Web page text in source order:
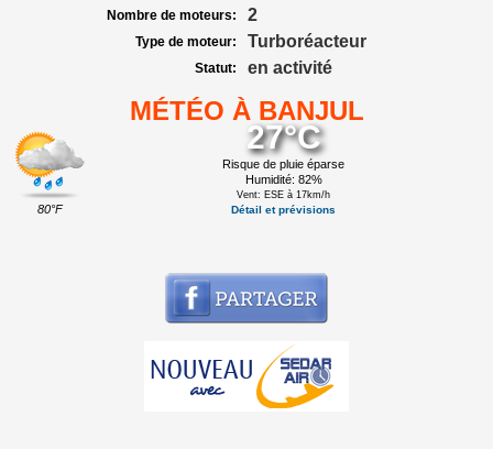
Nombre de moteurs: 2
Type de moteur: Turboréacteur
Statut: en activité
MÉTÉO À BANJUL
80°F
27°C
Risque de pluie éparse
Humidité: 82%
Vent: ESE à 17km/h
Détail et prévisions